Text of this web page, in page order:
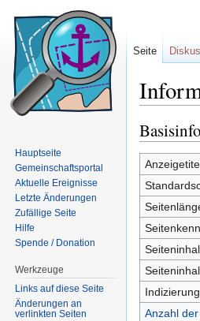
Anzahl
Seite
Hauptseite
Gemeinschaftsportal
Aktuelle Ereignisse
Letzte Änderungen
Zufällige Seite
Hilfe
Spende / Donation
Werkzeuge
Links auf diese Seite
Änderungen an
verlinkten Seiten